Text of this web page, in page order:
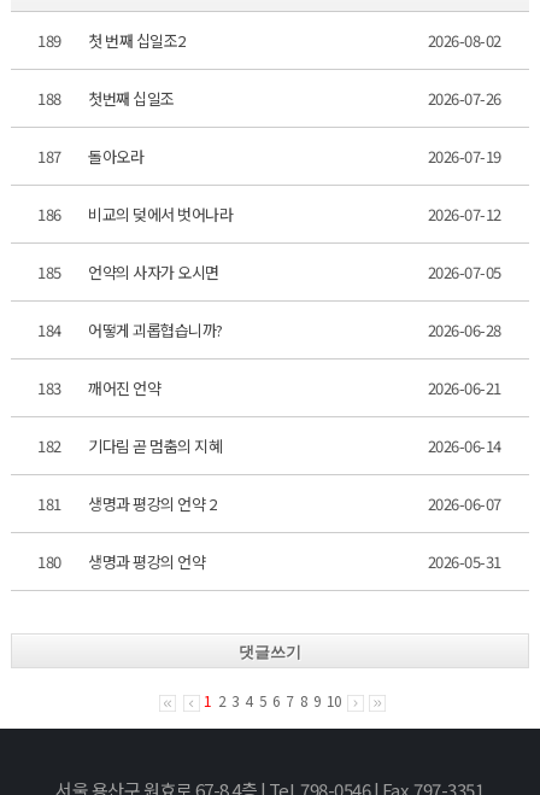
189 첫 번째 십일조2 2026-08-02
188 첫번째 십일조 2026-07-26
187 돌아오라 2026-07-19
186 비교의 덪에서 벗어나라 2026-07-12
185 언약의 사자가 오시면 2026-07-05
184 어떻게 괴롭협습니까? 2026-06-28
183 깨어진 언약 2026-06-21
182 기다림 곧 멈춤의 지혜 2026-06-14
181 생명과 평강의 언약 2 2026-06-07
180 생명과 평강의 언약 2026-05-31
댓글쓰기
1 2 3 4 5 6 7 8 9 10
서울 용산구 원효로 67-8 4층 | Tel. 798-0546 | Fax. 797-3351